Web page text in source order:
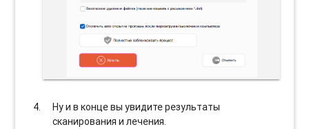
Ну и в конце вы увидите результаты
сканирования и лечения.